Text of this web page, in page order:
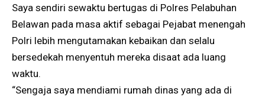
Saya sendiri sewaktu bertugas di Polres Pelabuhan
Belawan pada masa aktif sebagai Pejabat menengah
Polri lebih mengutamakan kebaikan dan selalu
bersedekah menyentuh mereka disaat ada luang
waktu.
“Sengaja saya mendiami rumah dinas yang ada di